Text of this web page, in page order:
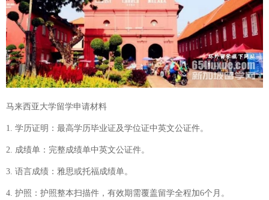
马来西亚大学留学申请材料
1. 学历证明：最高学历毕业证及学位证中英文公证件。
2. 成绩单：完整成绩单中英文公证件。
3. 语言成绩：雅思或托福成绩单。
4. 护照：护照整本扫描件，有效期需覆盖留学全程加6个月。